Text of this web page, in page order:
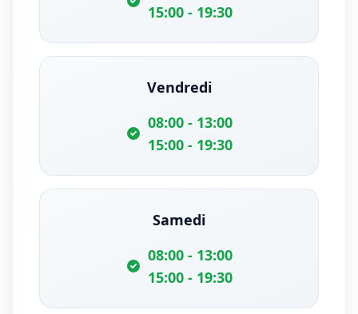
15:00 - 19:30
Vendredi
08:00 - 13:00
15:00 - 19:30
Samedi
08:00 - 13:00
15:00 - 19:30